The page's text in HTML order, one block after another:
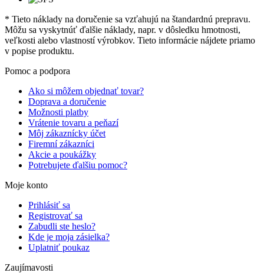
* Tieto náklady na doručenie sa vzťahujú na štandardnú prepravu.
Môžu sa vyskytnúť ďalšie náklady, napr. v dôsledku hmotnosti,
veľkosti alebo vlastností výrobkov. Tieto informácie nájdete priamo
v popise produktu.
Pomoc a podpora
Ako si môžem objednať tovar?
Doprava a doručenie
Možnosti platby
Vrátenie tovaru a peňazí
Môj zákaznícky účet
Firemní zákazníci
Akcie a poukážky
Potrebujete ďalšiu pomoc?
Moje konto
Prihlásiť sa
Registrovať sa
Zabudli ste heslo?
Kde je moja zásielka?
Uplatniť poukaz
Zaujímavosti